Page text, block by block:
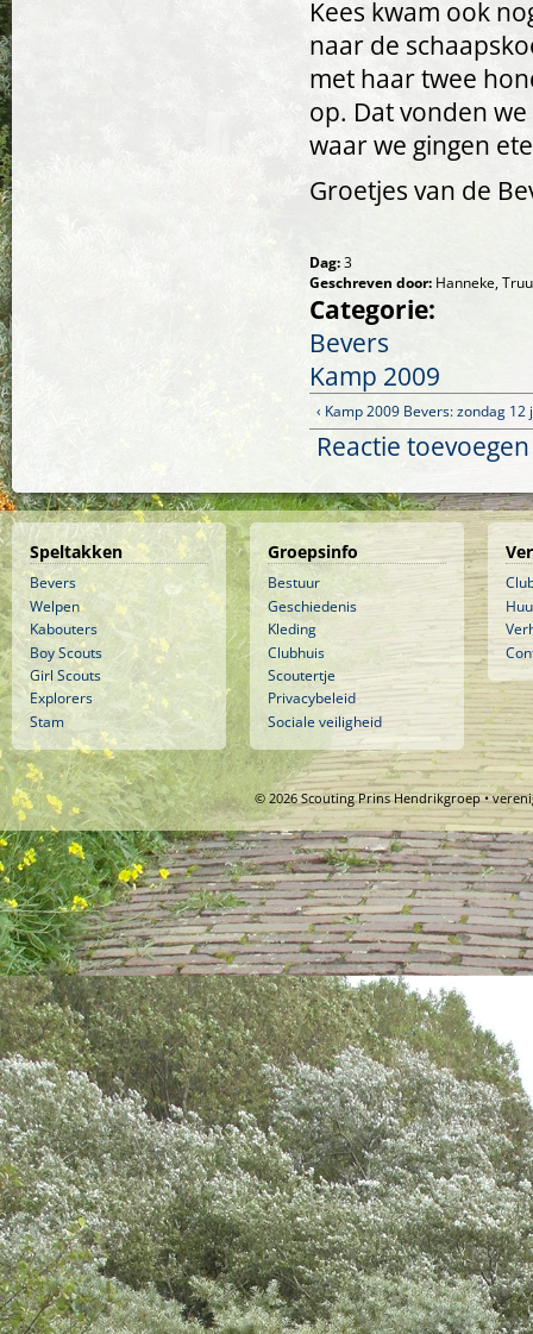
Kees kwam ook
naar de
met haar twee
op. Dat vonden
waar we gingen
Groetjes van de
Dag:3
Geschreven door: Hanneke,
Categorie:
Bevers
Kamp 2009
‹ Kamp 2009 Bevers: zondag 12
Reactie toevoegen
Speltakken
Bevers
Welpen
Kabouters
Boy Scouts
Girl Scouts
Explorers
Stam
Groepsinfo
Bestuur
Geschiedenis
Kleding
Clubhuis
Scoutertje
Privacybeleid
Sociale veiligheid
© 2026 Scouting Prins Hendrikgroep •